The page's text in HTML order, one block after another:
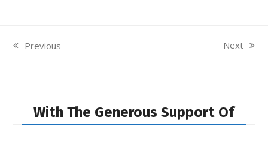
previous
Previous
next
Next
With The Generous Support Of